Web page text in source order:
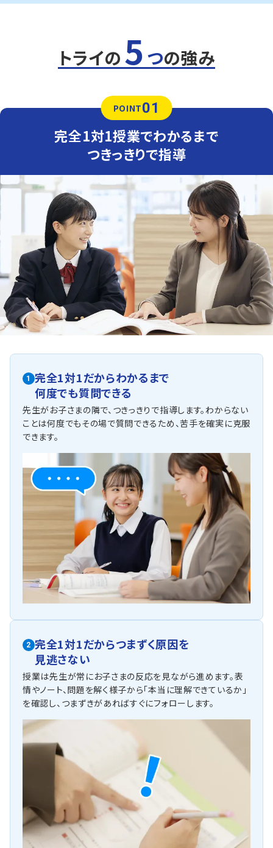
学する方も増えていることから通塾生徒さまも増えていま
数学（教科書：啓林館）
南中は教科書やワークからの出題が中心ですが、応用問題
も混じるため油断できません。トライでは基礎から応用まで
英語（教科書：光村）
南中は基礎的な単語・文法は学校で扱ったものがほとんど
ですが、一部英作文などの難問が出題されることがありま
す。時間配分が高得点のポイントになるため、テスト前に
は、一人ひとりの学力・性格に合わせた、時間配分をアドバ
人気のコース
・定期テスト対策コース
・苦手科目克服コース
東豊田中学校
東豊中到達度テスト（TTT）で点数を取っていくためには、
学校の授業をしっかりと理解していることが前提になりま
す。
教科書やワークの細かい部分の知識まで必要になるため、
学校の進度を確認しながらどこに注目すべきか、ポイント
整理の仕方を学習指導します。
私立中高一貫校
系統的に学習を進める学校が多いため、ただ知識をインプ
ットするのではなく、なぜそうなるのかを意識した学習を行
います。
他にも以下の学校に対応しています
静岡北中学校、静岡聖光学院中学校、静岡雙葉中学校
トライの 5 つの強み
POINT01
完全1対1授業でわかるまで
つきっきりで指導
1
完全1対1だからわかるまで
何度でも質問できる
先生がお子さまの隣で、つきっきりで指導します。わからない
ことは何度でもその場で質問できるため、苦手を確実に克服
できます。
2 完全1対1だからつまずく原因を
見逃さない
授業は先生が常にお子さまの反応を見ながら進めます。表
情やノート、問題を解く様子から「本当に理解できているか」
を確認し、つまずきがあればすぐにフォローします。